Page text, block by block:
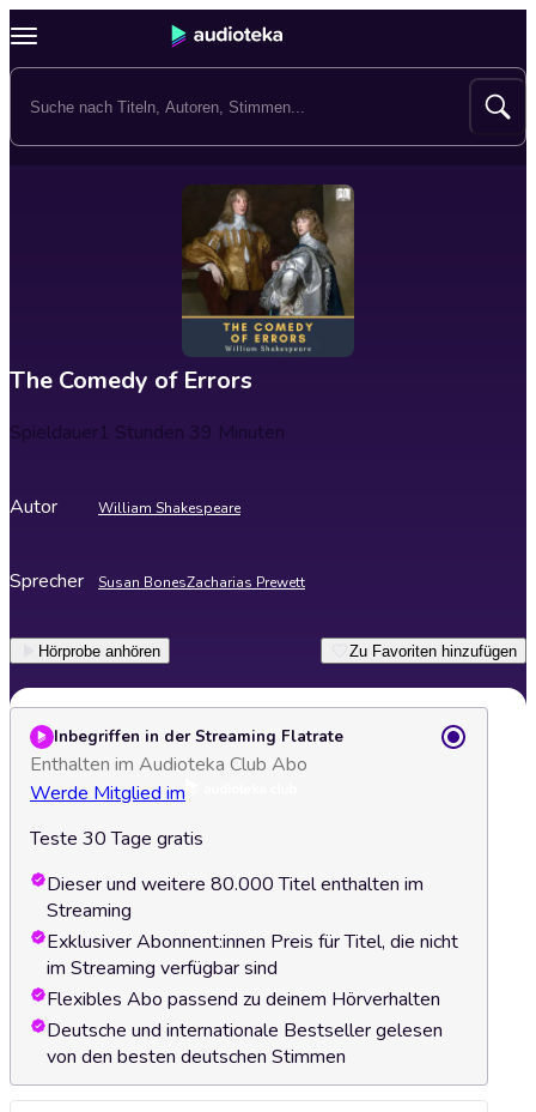
The Comedy of Errors
Spieldauer1 Stunden 39 Minuten
Autor William Shakespeare
Sprecher Susan BonesZacharias Prewett
Hörprobe anhören Zu Favoriten hinzufügen
Inbegriffen in der Streaming Flatrate
Enthalten im Audioteka Club Abo
Werde Mitglied im
Teste 30 Tage gratis
Dieser und weitere 80.000 Titel enthalten im
Streaming
Exklusiver Abonnent:innen Preis für Titel, die nicht
im Streaming verfügbar sind
Flexibles Abo passend zu deinem Hörverhalten
Deutsche und internationale Bestseller gelesen
von den besten deutschen Stimmen